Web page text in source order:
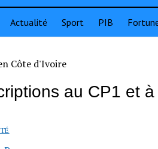
Actualité Sport PIB
au CP1 et